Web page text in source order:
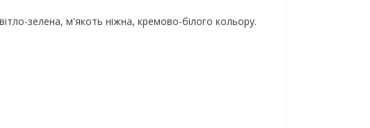
зелена, м'якоть ніжна, кремово-білого кольору.